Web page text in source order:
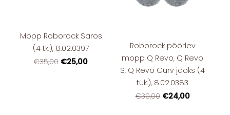
Mopp Roborock Saros
(4 tk.), 8.02.0397
€35,00 €25,00
Roborock pöörlev
mopp Q Revo, Q Revo
S, Q Revo Curv jaoks (4
tük.), 8.02.0383
€30,00 €24,00